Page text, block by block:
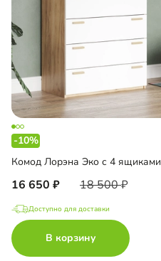
-10%
Комод Лорэна Эко с 4 ящиками
16 650 18 500
Доступно для доставки
В корзину